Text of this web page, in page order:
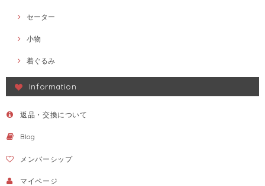
セーター
小物
着ぐるみ
Information
返品・交換について
Blog
メンバーシップ
マイページ